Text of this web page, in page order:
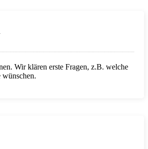
Wir klären erste Fragen, z.B. welche
wünschen.